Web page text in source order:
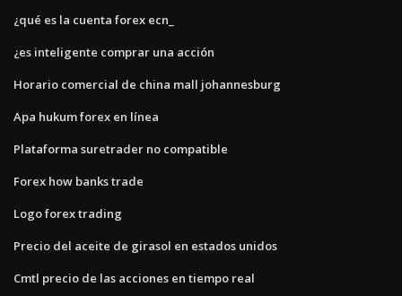
¿qué es la cuenta forex ecn_
¿es inteligente comprar una acción
Horario comercial de china mall johannesburg
Apa hukum forex en línea
Plataforma suretrader no compatible
Forex how banks trade
Logo forex trading
Precio del aceite de girasol en estados unidos
Cmtl precio de las acciones en tiempo real